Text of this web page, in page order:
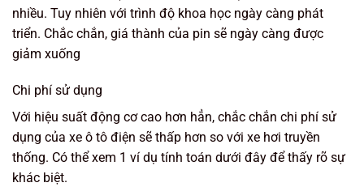
nhiều. Tuy nhiên với trình độ khoa học ngày càng phát
triển. Chắc chắn, giá thành của pin sẽ ngày càng được
giảm xuống
Chi phí sử dụng
Với hiệu suất động cơ cao hơn hẳn, chắc chắn chi phí sử
dụng của xe ô tô điện sẽ thấp hơn so với xe hơi truyền
thống. Có thể xem 1 ví dụ tính toán dưới đây để thấy rõ sự
khác biệt.